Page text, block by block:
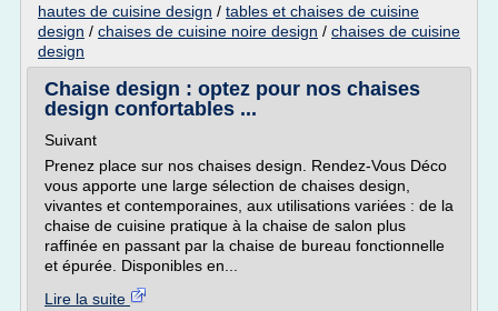
hautes de cuisine design / tables et chaises de cuisine
design / chaises de cuisine noire design / chaises de cuisine
design
Chaise design : optez pour nos chaises
design confortables ...
Suivant
Prenez place sur nos chaises design. Rendez-Vous Déco
vous apporte une large sélection de chaises design,
vivantes et contemporaines, aux utilisations variées : de la
chaise de cuisine pratique à la chaise de salon plus
raffinée en passant par la chaise de bureau fonctionnelle
et épurée. Disponibles en...
Lire la suite